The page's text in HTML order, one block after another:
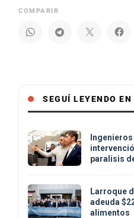
COMPARIR
SEGUÍ LEYENDO EN
paralisis
Larroque
adeuda
alimentos